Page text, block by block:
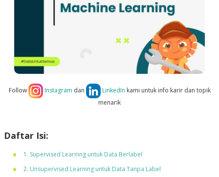
Follow Instagram dan LinkedIn kami untuk info karir dan topik
menarik
Daftar Isi:
1. Supervised Learning untuk Data Berlabel
2. Unsupervised Learning untuk Data Tanpa Label